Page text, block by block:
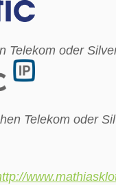
Telekom oder
Telekom oder